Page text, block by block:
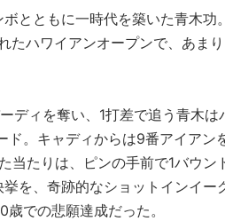
とともに一時代を築いた青木
ハワイアンオープンで、あま
ディを奪い、1打差で追う青木
。キャディからは9番アイアン
当たりは、ピンの手前で1バウン
を、奇跡的なショットインイー
での悲願達成だった。